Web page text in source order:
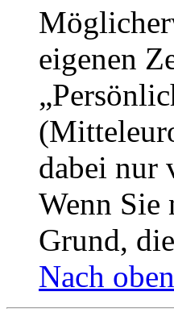
eigenen
dabei nur
Wenn Sie
Grund,
Nach oben